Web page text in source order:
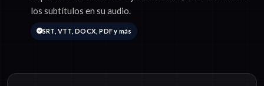
los subtítulos en su audio.
SRT, VTT, DOCX, PDF y más